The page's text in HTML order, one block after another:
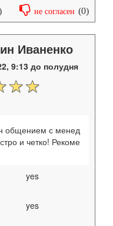
не согласен (0)
Иваненко
9:13 до полудня
общением с менед
и четко! Рекоме
yes
yes